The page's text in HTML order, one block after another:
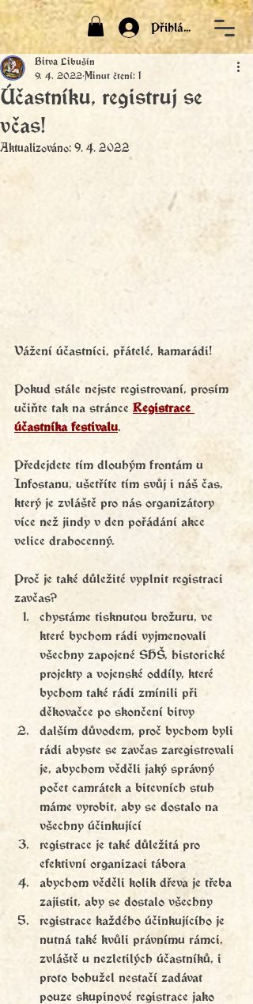
Přihlásit
Účastníku, registruj se
včas!
Bitva Libušín
9. 4. 2022 Minut čtení: 1
Aktualizováno: 9. 4. 2022
Vážení účastníci, přátelé, kamarádi!
Pokud stále nejste registrovaní, prosím
učiňte tak na stránce Registrace
účastníka festivalu.
Předejdete tím dlouhým frontám u
Infostanu, ušetříte tím svůj i náš čas,
který je zvláště pro nás organizátory
více než jindy v den pořádání akce
velice drahocenný.
Proč je také důležité vyplnit registraci
zavčas?
chystáme tisknutou brožuru, ve
které bychom rádi vyjmenovali
všechny zapojené SHŠ, historické
projekty a vojenské oddíly, které
bychom také rádi zmínili při
děkovačce po skončení bitvy
dalším důvodem, proč bychom byli
rádi abyste se zavčas zaregistrovali
je, abychom věděli jaký správný
počet camrátek a bitevních stuh
máme vyrobit, aby se dostalo na
všechny účinkující
registrace je také důležitá pro
efektivní organizaci tábora
abychom věděli kolik dřeva je třeba
zajistit, aby se dostalo všechny
registrace každého účinkujícího je
nutná také kvůli právnímu rámci,
zvláště u nezletilých účastníků, i
proto bohužel nestačí zadávat
pouze skupinové registrace jako